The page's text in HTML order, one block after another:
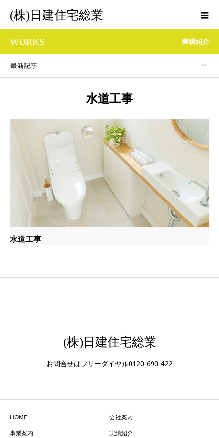
(株)日建住宅総業
WORKS 実績紹介
最新記事
水道工事
水道工事
(株)日建住宅総業
お問合せはフリーダイヤル0120-690-422
HOME
会社案内
事業案内
実績紹介